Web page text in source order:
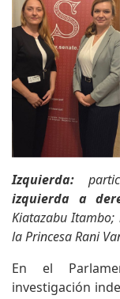
Izquierda:
izquierda a
Kiatazabu Itambo;
la Princesa Rani
En el
investigación